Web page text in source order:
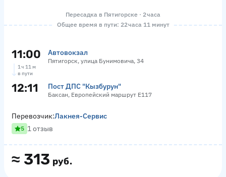
Пересадка в Пятигорске · 2 часа
Общее время в пути: 22 часа 11 минут
11:00 Автовокзал
Пятигорск, улица Бунимовича, 34
1 ч 11 м
в пути
12:11 Пост ДПС "Кызбурун"
Баксан, Европейский маршрут Е117
≈ 313 руб.
Перевозчик:Лакнея-Сервис
5 1 отзыв